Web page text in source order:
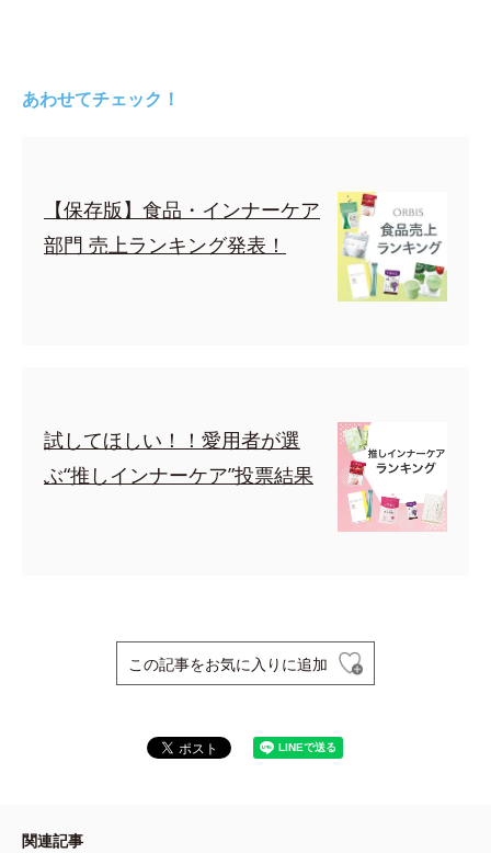
あわせてチェック！
【保存版】食品・インナーケア
部門 売上ランキング発表！
試してほしい！！愛用者が選
ぶ“推しインナーケア”投票結果
この記事をお気に入りに追加
関連記事